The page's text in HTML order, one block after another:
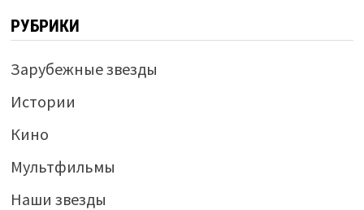
РУБРИКИ
Зарубежные звезды
Истории
Кино
Мультфильмы
Наши звезды